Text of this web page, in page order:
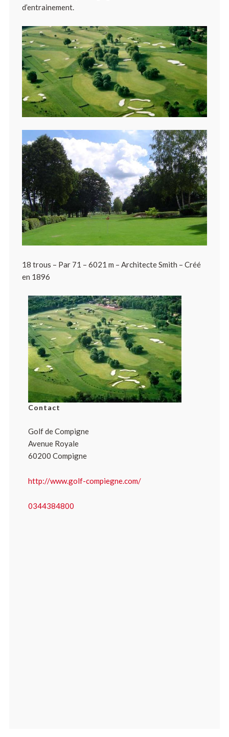
d’entrainement.
18 trous – Par 71 – 6021 m – Architecte Smith – Créé
en 1896
Contact
Golf de Compigne
Avenue Royale
60200 Compigne
http://www.golf-compiegne.com/
0344384800